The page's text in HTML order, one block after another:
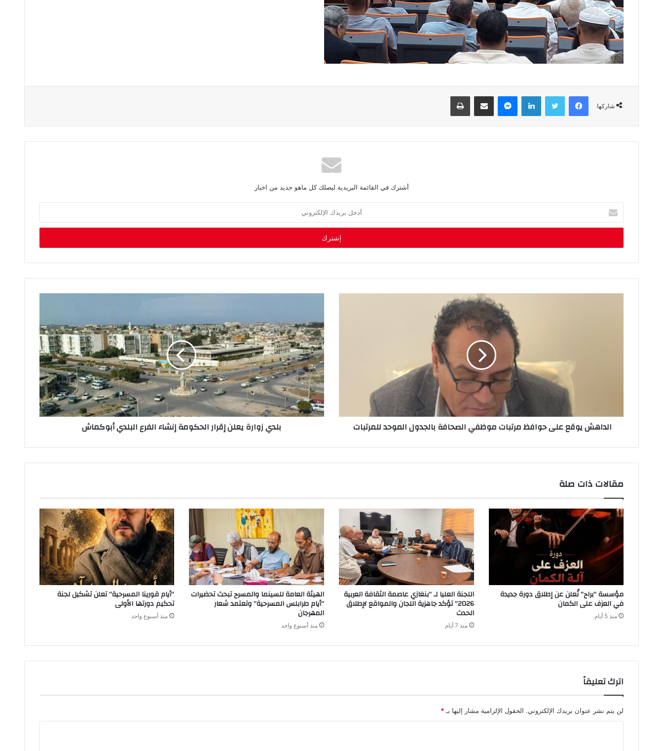
شاركها
فيسبوك تويتر لينكدإن ماسنجر مشاركة عبر البريد طباعة
أشترك في القائمة البريدية ليصلك كل ماهو جديد من اخبار
خ
ب
د
الداهش يوقع على حوافظ مرتبات موظفي الصحافة بالجدول الموحد للمرتبات بلدي زوارة يعلن إقرار الحكومة إنشاء الفرع البلدي أبوكماش
مقالات ذات صلة
مؤسسة “براح” تُعلن عن إطلاق دورة جديدة
في العزف على الكمان
منذ 5 أيام
اللجنة العليا لـ “بنغازي عاصمة الثقافة العربية
2026” تؤكد جاهزية اللجان والمواقع لإطلاق
الحدث
منذ 7 أيام
الهيئة العامة للسينما والمسرح تبحث تحضيرات
“أيام طرابلس المسرحية” وتعتمد شعار
المهرجان
منذ أسبوع واحد
“أيام قورينا المسرحية” تعلن تشكيل لجنة
تحكيم دورتها الأولى
منذ أسبوع واحد
اترك تعليقاً
لن يتم نشر عنوان بريدك الإلكتروني. الحقول الإلزامية مشار إليها بـ *